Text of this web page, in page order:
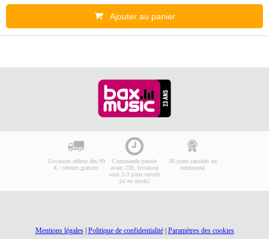
Ajouter au panier
Livraison offerte dès 99
€ / retours gratuits
Commande passée
avant 23h, livraison
sous 2-3 jours ouvrés
(si en stock)
30 jours satisfait ou
remboursé
Mentions légales| Politique de confidentialité| Paramètres des cookies